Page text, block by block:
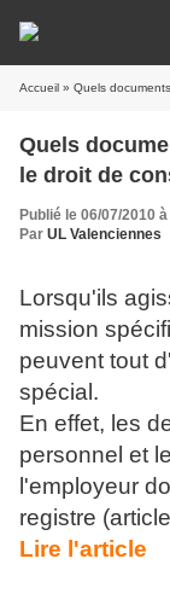
Accueil » Quels
Quels
le droit de
Publié le 06/07/2010
Par UL Valenciennes
Lorsqu'ils
mission
peuvent tout
spécial.
En effet, les
personnel et
l'employeur
registre
Lire l'article